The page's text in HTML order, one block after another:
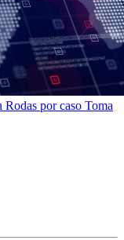
Rodas por caso Toma